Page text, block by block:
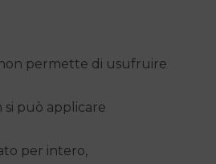
permette di usufruire
si può applicare
per intero,